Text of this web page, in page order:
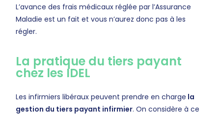
L’avance des frais médicaux réglée par l’Assurance
Maladie est un fait et vous n’aurez donc pas à les
régler.
La pratique du tiers payant
chez les IDEL
Les infirmiers libéraux peuvent prendre en charge la
gestion du tiers payant infirmier. On considère à ce